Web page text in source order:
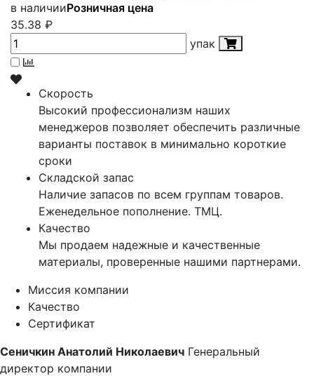
в наличииРозничная цена
35.38 ₽
упак
Скорость
Высокий профессионализм наших
менеджеров позволяет обеспечить различные
варианты поставок в минимально короткие
сроки
Складской запас
Наличие запасов по всем группам товаров.
Еженедельное пополнение. ТМЦ.
Качество
Мы продаем надежные и качественные
материалы, проверенные нашими партнерами.
Миссия компании
Качество
Сертификат
Сеничкин Анатолий Николаевич Генеральный
директор компании